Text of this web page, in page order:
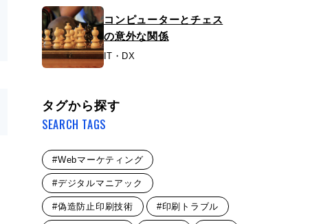
コンピューターとチェス
の意外な関係
IT・DX
タグから探す
SEARCH TAGS
#Webマーケティング
#デジタルマニアック
#偽造防止印刷技術 #印刷トラブル